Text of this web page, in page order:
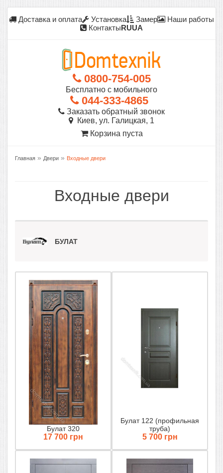
Доставка и оплата Установка Замер
Наши работы
КонтактыRUUA
0800-754-005
Бесплатно с мобильного
044-333-4865
Заказать обратный звонок
Киев, ул. Галицкая, 1
Корзина пуста
Главная » Двери » Входные двери
Входные двери
БУЛАТ
Булат 320
17 700 грн
Булат 122 (профильная
труба)
5 700 грн